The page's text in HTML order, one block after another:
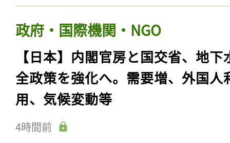
政府・国際機関・NGO
【日本】内閣官房と国交省、地下
全政策を強化へ。需要増、外国人
用、気候変動等
4時間前